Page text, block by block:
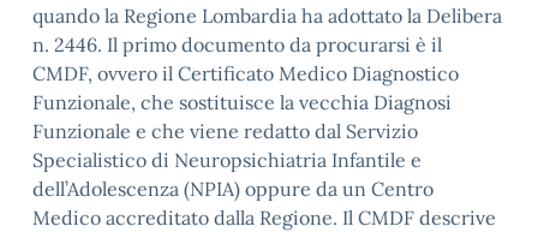
quando la Regione Lombardia ha adottato la Delibera
n. 2446. Il primo documento da procurarsi è il
CMDF, ovvero il Certificato Medico Diagnostico
Funzionale, che sostituisce la vecchia Diagnosi
Funzionale e che viene redatto dal Servizio
Specialistico di Neuropsichiatria Infantile e
dell’Adolescenza (NPIA) oppure da un Centro
Medico accreditato dalla Regione. Il CMDF descrive